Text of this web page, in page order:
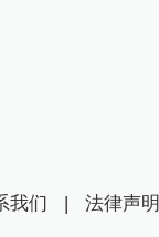
我们 | 法律声明